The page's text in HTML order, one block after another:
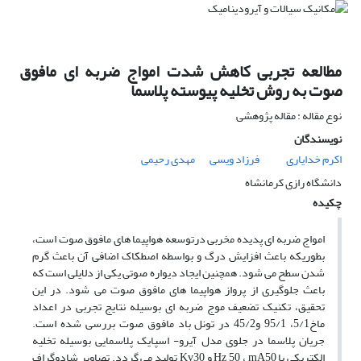
مطالعه تجربی کاهش شدت امواج ضربه ای مافوق
صوت به روش تخلیه پیوسته پلاسما
نوع مقاله : مقاله پژوهشی
نویسندگان
اکرم خدایاری
فرزاد ویسی
مهدی رحیمی
دانشگاه رازی کرمانشاه
چکیده
امواج ضربه ای پدیده مخربی درتوسعه هواپیما های مافوق صوت است،
بطوریکه باعث افزایش درگ و بواسطه اصطکاک اضافی آن باعث گرم
شدن سطح می شود. همچنین ایجاد دیواره صوتی یکی از دلایلی است که
باعث جلوگیری از پرواز هواپیما های مافوق صوت می شود. در این
تحقیق، تکنیک تضعیف موج ضربه ای بوسیله نتایج تجربی در اعداد
ماخ5/1، 95/1 و45/2 در تونل باد مافوق صوت بررسی شده است.
جریان پلاسما در جلوی مدل آیرو- اسپایک پلاسمایی بوسیله تخلیه